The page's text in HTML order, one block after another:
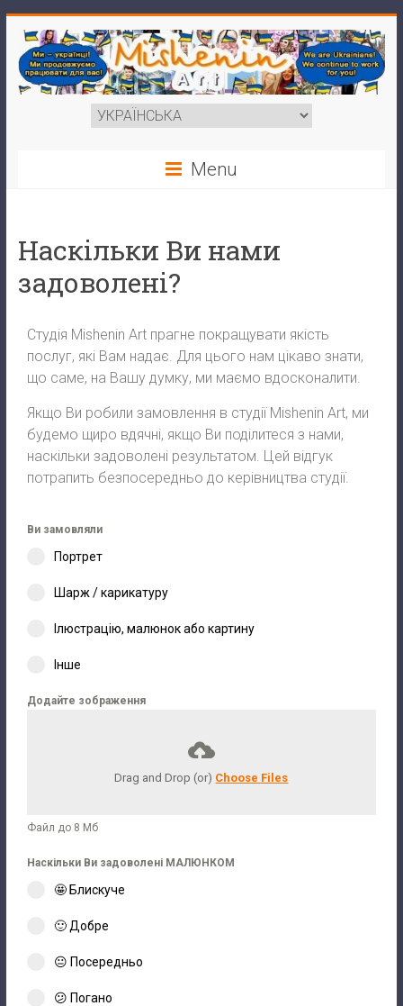
Menu
Наскільки Ви нами
задоволені?
Студія Mishenin Art прагне покращувати якість
послуг, які Вам надає. Для цього нам цікаво знати,
що саме, на Вашу думку, ми маємо вдосконалити.
Якщо Ви робили замовлення в студії Mishenin Art, ми
будемо щиро вдячні, якщо Ви поділитеся з нами,
наскільки задоволені результатом. Цей відгук
потрапить безпосередньо до керівництва студії.
Ви замовляли
Портрет
Шарж / карикатуру
Ілюстрацію, малюнок або картину
Інше
Додайте зображення
Drag and Drop (or) Choose Files
Файл до 8 Мб
Наскільки Ви задоволені МАЛЮНКОМ
🤩 Блискуче
🙂 Добре
😐 Посередньо
😕 Погано